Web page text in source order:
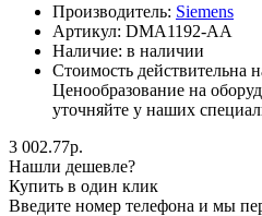
Производитель: Siemens
Артикул: DMA1192-AA
Наличие: в наличии
Стоимость действительна
Ценообразование на
уточняйте у наших
3 002.77р.
Нашли дешевле?
Купить в один клик
Введите номер телефона и мы